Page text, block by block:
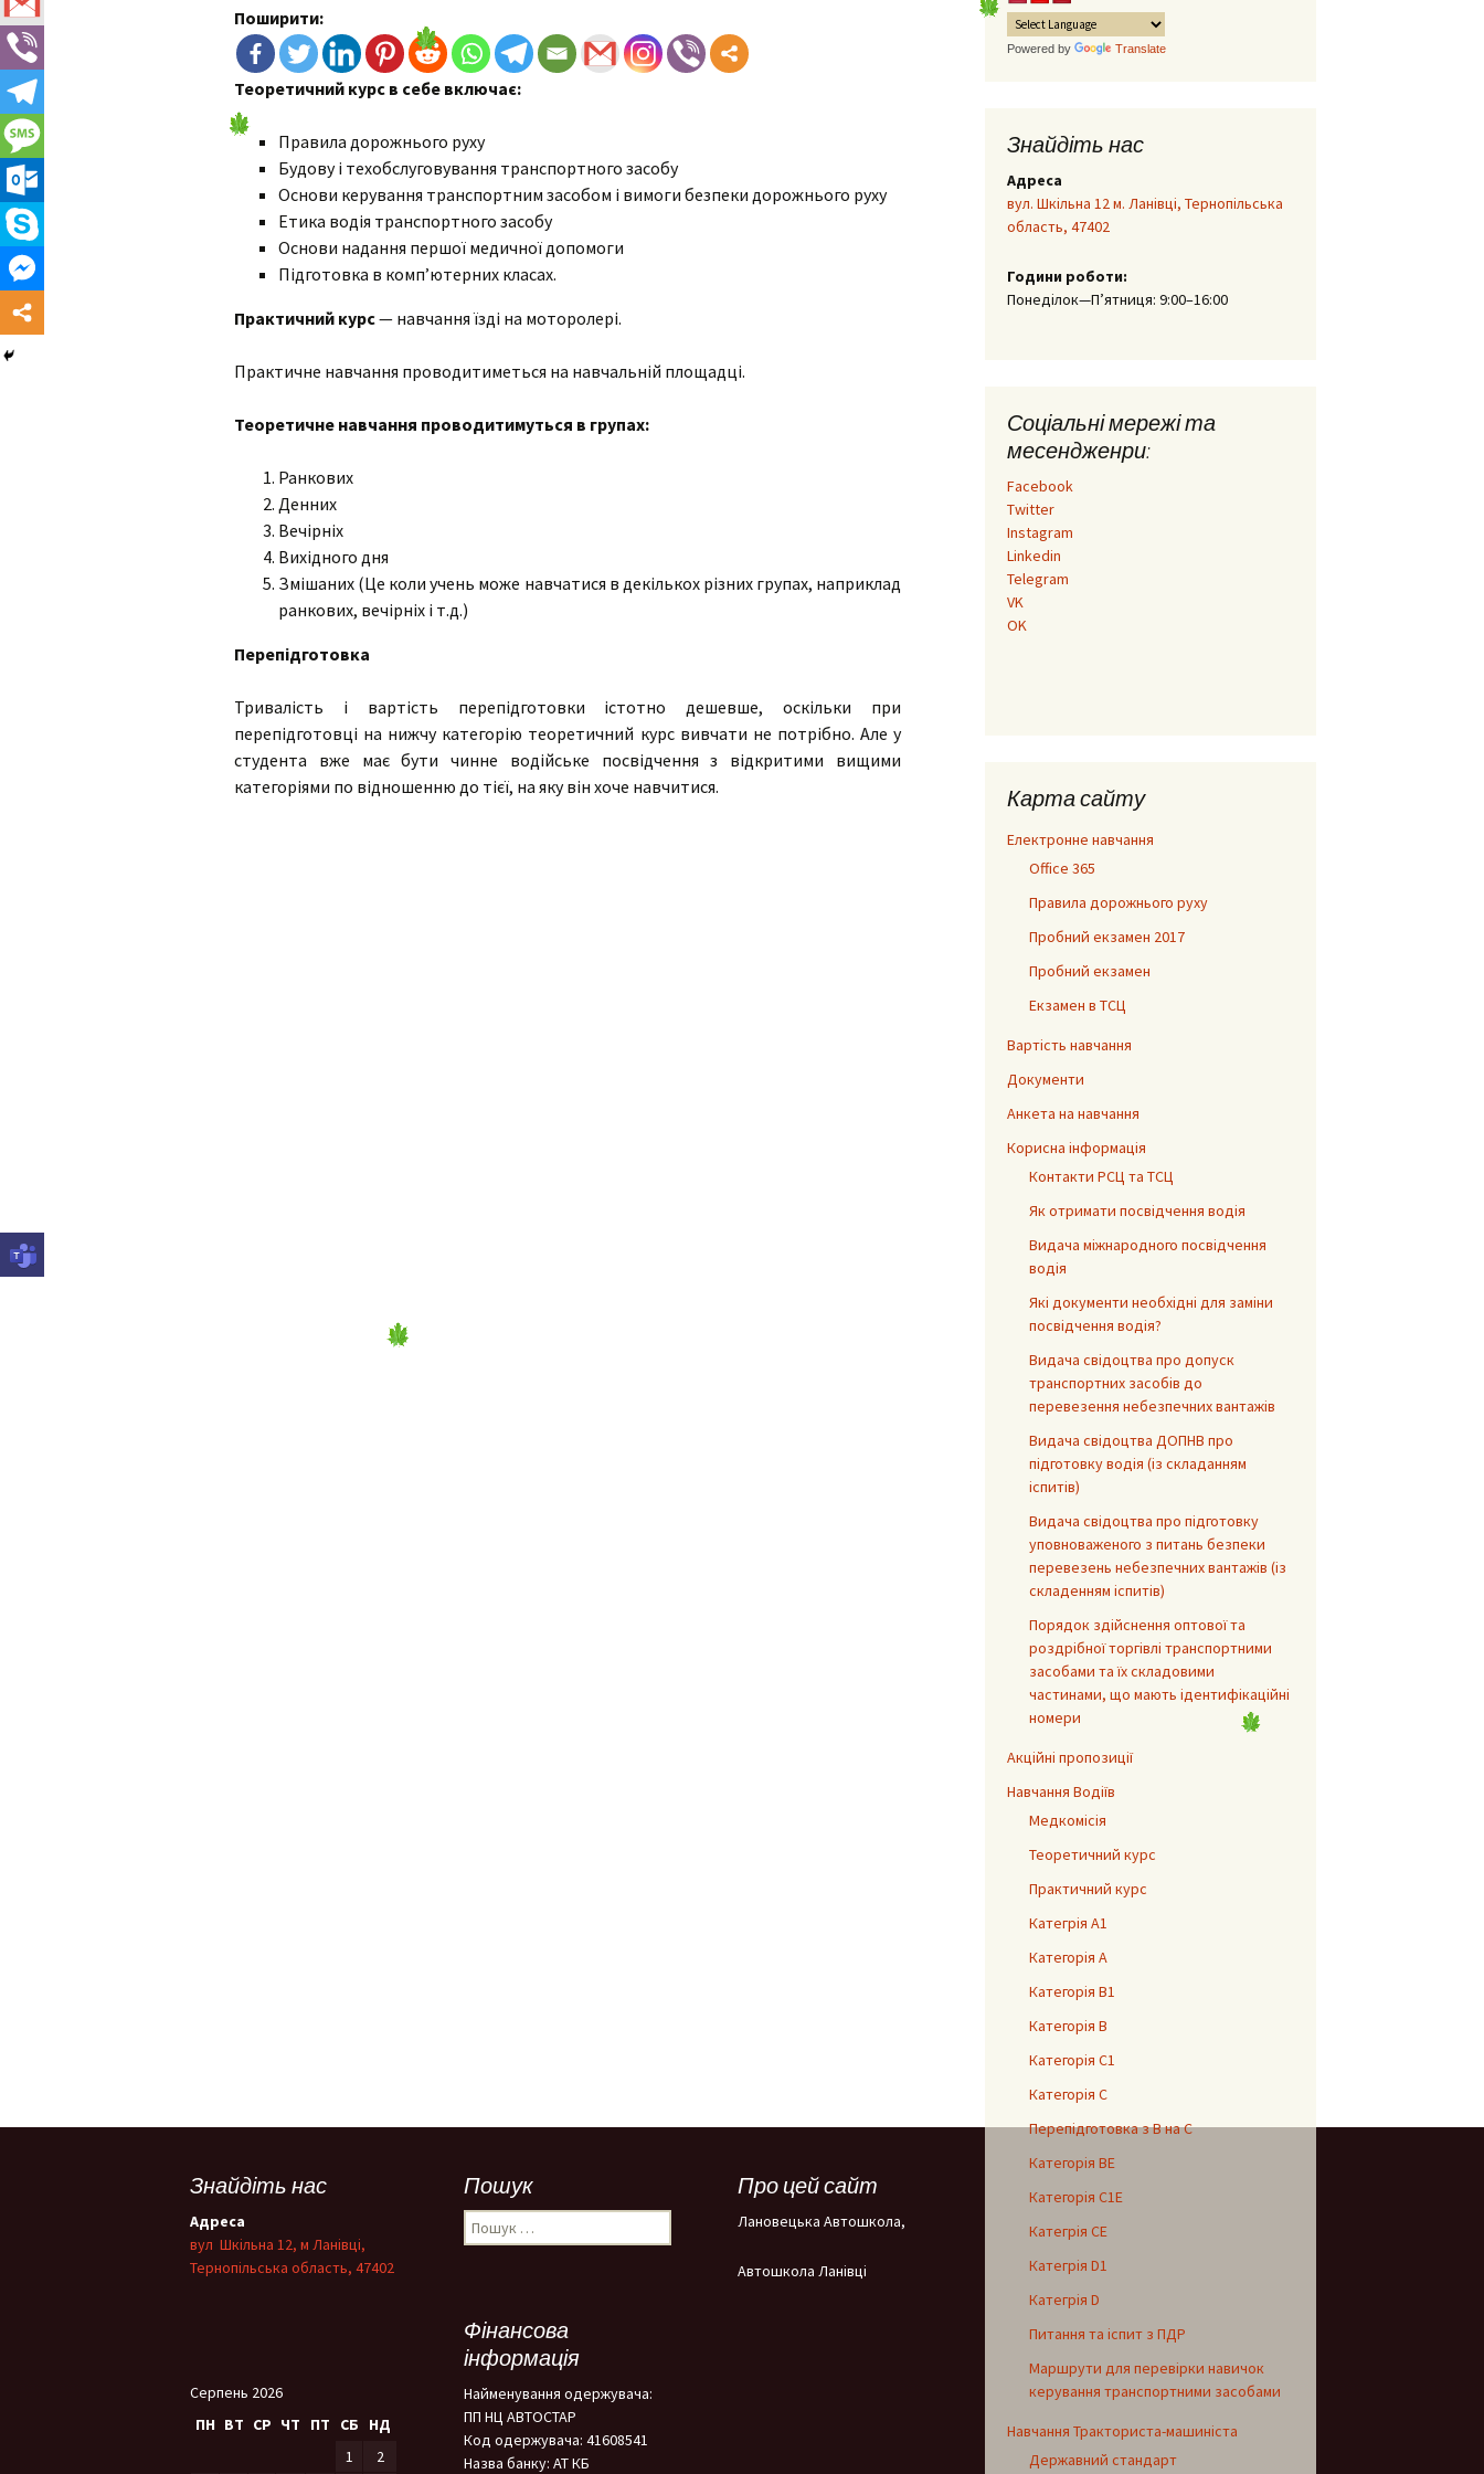
Екзамен в ТСЦ
Які документи необхідні
для заміни посвідчення
засобів до перевезення
небезпечних вантажів
Видача свідоцтва
ДОПНВ про підготовку
водія (із складанням
Видача свідоцтва про
Порядок здійснення
оптової та роздрібної
торгівлі транспортними
складовими частинами,
ідентифікаційні номери
Категрія А1
Категорія А
Категорія В1
Перепідготовка з В на С
Категорія ВЕ
Категорія С1Е
керування
транспортними
Поширити:
Теоретичний курс в себе включає:
Правила дорожнього руху
Будову і техобслуговування транспортного засобу
Основи керування транспортним засобом і вимоги безпеки дорожнього руху
Етика водія транспортного засобу
Основи надання першої медичної допомоги
Підготовка в комп’ютерних класах.
Практичний курс— навчання їзді на моторолері.
Практичне навчання проводитиметься на навчальній площадці.
Теоретичне навчання проводитимуться в групах:
Ранкових
Денних
Вечірніх
Вихідного дня
Змішаних (Це коли учень може навчатися в декількох різних групах, наприклад
ранкових, вечірніх і т.д.)
Перепідготовка
Тривалість і вартість перепідготовки істотно дешевше, оскільки при
перепідготовці на нижчу категорію теоретичний курс вивчати не потрібно. Але у
студента вже має бути чинне водійське посвідчення з відкритими вищими
категоріями по відношенню до тієї, на яку він хоче навчитися.
Powered by Translate
Знайдіть нас
Адреса
вул. Шкільна 12 м. Ланівці, Тернопільська
область, 47402
Години роботи:
Понеділок—П’ятниця: 9:00–16:00
Соціальні мережі та
месендженри:
Facebook
Twitter
Instagram
Linkedin
Telegram
VK
OK
Карта сайту
Електронне навчання
Office 365
Правила дорожнього руху
Пробний екзамен 2017
Пробний екзамен
Екзамен в ТСЦ
Вартість навчання
Документи
Анкета на навчання
Корисна інформація
Контакти РСЦ та ТСЦ
Як отримати посвідчення водія
Видача міжнародного посвідчення
водія
Які документи необхідні для заміни
посвідчення водія?
Видача свідоцтва про допуск
транспортних засобів до
перевезення небезпечних вантажів
Видача свідоцтва ДОПНВ про
підготовку водія (із складанням
іспитів)
Видача свідоцтва про підготовку
уповноваженого з питань безпеки
перевезень небезпечних вантажів (із
складенням іспитів)
Порядок здійснення оптової та
роздрібної торгівлі транспортними
засобами та їх складовими
частинами, що мають ідентифікаційні
номери
Акційні пропозиції
Навчання Водіїв
Медкомісія
Теоретичний курс
Практичний курс
Категрія А1
Категорія А
Категорія В1
Категорія В
Категорія С1
Категорія С
Перепідготовка з В на С
Категорія ВЕ
Категорія С1Е
Категрія СЕ
Категрія D1
Категрія D
Питання та іспит з ПДР
Маршрути для перевірки навичок
керування транспортними засобами
Навчання Тракториста-машиніста
Державний стандарт
Знайдіть нас
Адреса
вул Шкільна 12, м Ланівці,
Тернопільська область, 47402
Пошук
Пошук:
Про цей сайт
Лановецька Автошкола,
Автошкола Ланівці
Фінансова
інформація
Найменування одержувача:
ПП НЦ АВТОСТАР
Код одержувача: 41608541
Назва банку: АТ КБ
Серпень 2026
ПН ВТ СР ЧТ ПТ СБ
НД
1
2